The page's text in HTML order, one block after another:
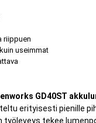
riippuen
useimmat
GD40ST
erityisesti pienille
työleveys tekee